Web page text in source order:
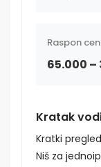
Raspon
65.000 –
Kratak
Kratki
Niš za